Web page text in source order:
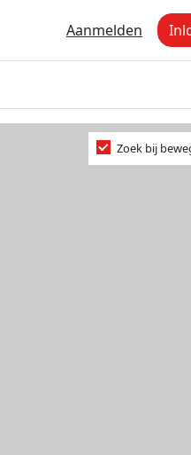
Aanmelden
Zoek bij